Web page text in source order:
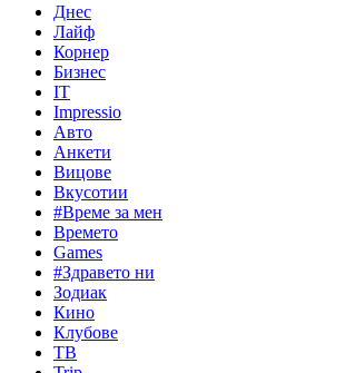
Днес
Лайф
Корнер
Бизнес
IT
Impressio
Авто
Анкети
Вицове
Вкусотии
#Време за мен
Времето
Games
#Здравето ни
Зодиак
Кино
Клубове
ТВ